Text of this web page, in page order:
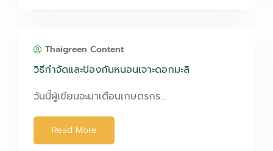
Thaigreen Content
วิธีกำจัดและป้องกันหนอนเจาะดอกมะลิ
วันนี้ผู้เขียนจะมาเตือนเกษตรกร…
Read More